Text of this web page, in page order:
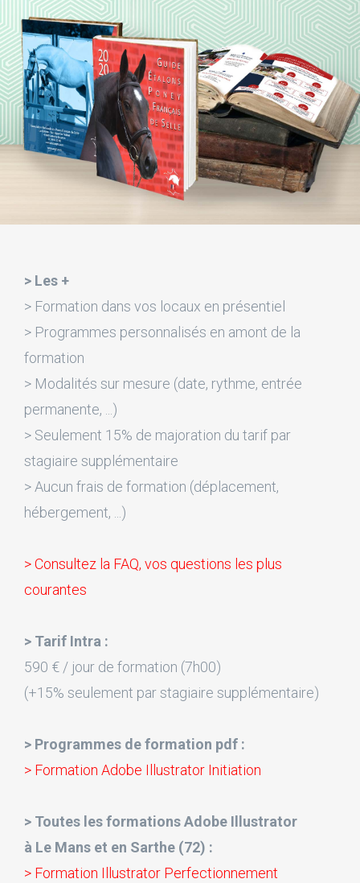
> Les +
> Formation dans vos locaux en présentiel
> Programmes personnalisés en amont de la
formation
> Modalités sur mesure (date, rythme, entrée
permanente, ...)
> Seulement 15% de majoration du tarif par
stagiaire supplémentaire
> Aucun frais de formation (déplacement,
hébergement, ...)
> Consultez la FAQ, vos questions les plus
courantes
> Tarif Intra :
590 € / jour de formation (7h00)
(+15% seulement par stagiaire supplémentaire)
> Programmes de formation pdf :
> Formation Adobe Illustrator Initiation
> Toutes les formations Adobe Illustrator
à Le Mans et en Sarthe (72) :
> Formation Illustrator Perfectionnement